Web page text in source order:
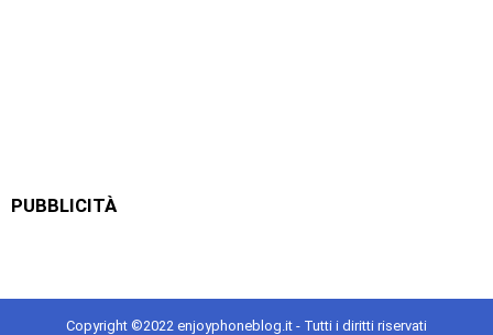
PUBBLICITÀ
Copyright ©2022 enjoyphoneblog.it - Tutti i diritti riservati